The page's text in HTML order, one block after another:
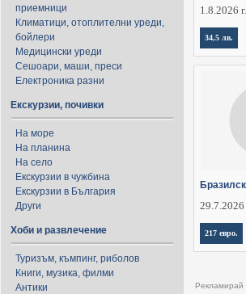
приемници
Климатици, отоплителни уреди,
бойлери
Медицински уреди
Сешоари, маши, преси
Електроника разни
Екскурзии, почивки
На море
На планина
На село
Екскурзии в чужбина
Екскурзии в България
Други
Хоби и развлечение
Туризъм, къмпинг, риболов
Книги, музика, филми
Антики
1.8.2026
34,5 лв.
29.7.2026
217 евро.
Рекламирай